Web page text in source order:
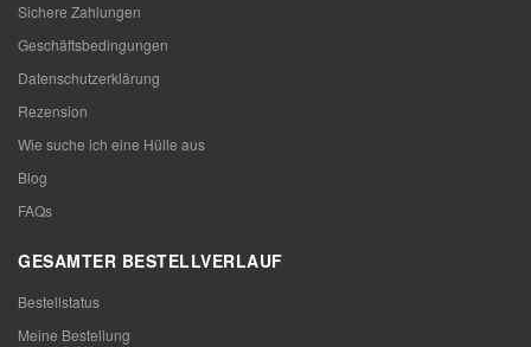
Sichere Zahlungen
Geschäftsbedingungen
Datenschutzerklärung
Rezension
Wie suche ich eine Hülle aus
Blog
FAQs
GESAMTER BESTELLVERLAUF
Bestellstatus
Meine Bestellung